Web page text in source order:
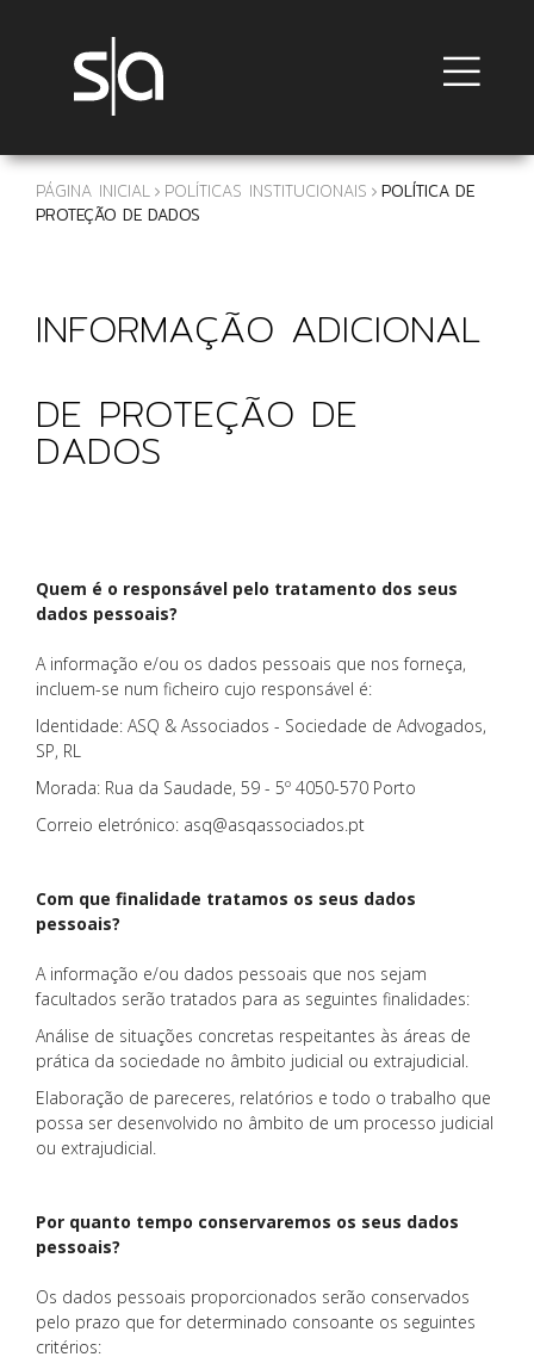
PÁGINA INICIAL POLÍTICAS INSTITUCIONAIS
POLÍTICA DE
PROTEÇÃO DE DADOS
INFORMAÇÃO ADICIONAL
DE PROTEÇÃO DE
DADOS
Quem é o responsável pelo tratamento dos seus
dados pessoais?
A informação e/ou os dados pessoais que nos forneça,
incluem-se num ficheiro cujo responsável é:
Identidade: ASQ & Associados - Sociedade de Advogados,
SP, RL
Morada: Rua da Saudade, 59 - 5º 4050-570 Porto
Correio eletrónico: asq@asqassociados.pt
Com que finalidade tratamos os seus dados
pessoais?
A informação e/ou dados pessoais que nos sejam
facultados serão tratados para as seguintes finalidades:
Análise de situações concretas respeitantes às áreas de
prática da sociedade no âmbito judicial ou extrajudicial.
Elaboração de pareceres, relatórios e todo o trabalho que
possa ser desenvolvido no âmbito de um processo judicial
ou extrajudicial.
Por quanto tempo conservaremos os seus dados
pessoais?
Os dados pessoais proporcionados serão conservados
pelo prazo que for determinado consoante os seguintes
critérios: